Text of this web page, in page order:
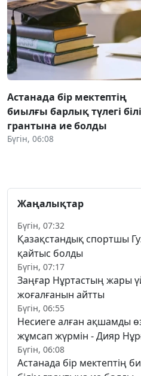
Астанада бір мектептің
биылғы барлық түлегі
грантына ие болды
Бүгін, 06:08
Жаңалықтар
Бүгін, 07:32
Қазақстандық спортшы
қайтыс болды
Бүгін, 07:17
Заңғар Нұртастың жары
жоғалғанын айтты
Бүгін, 06:55
Несиеге алған ақшамды
жұмсап жүрмін - Дияр
Бүгін, 06:08
Астанада бір мектептің